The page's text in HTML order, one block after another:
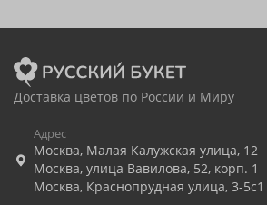
Доставка цветов по России и Миру
Адрес
Москва, Малая Калужская улица, 12
Москва, улица Вавилова, 52, корп. 1
Москва, Краснопрудная улица, 3-5с1